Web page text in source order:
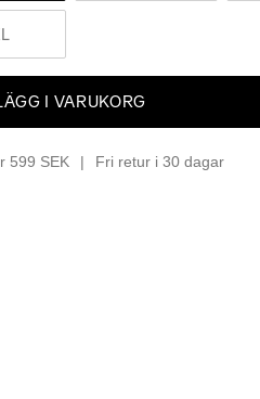
I VARUKORG
599 SEK Fri retur i 30 dagar